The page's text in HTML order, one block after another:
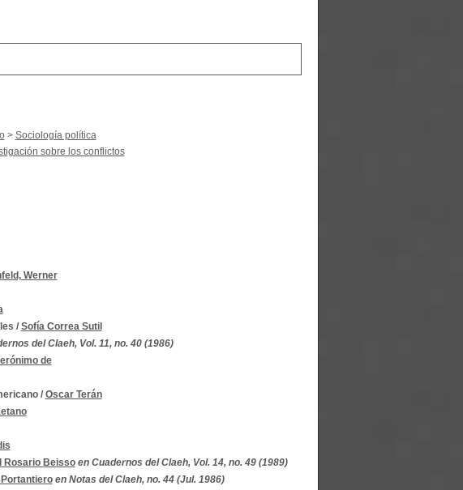
> Sociología política
sobre los conflictos
Werner
/ Sofía Correa Sutil
del Claeh, Vol. 11, no. 40 (1986)
de
/ Oscar Terán
Rosario Beisso en Cuadernos del Claeh, Vol. 14, no. 49 (1989)
en Notas del Claeh, no. 44 (Jul. 1986)